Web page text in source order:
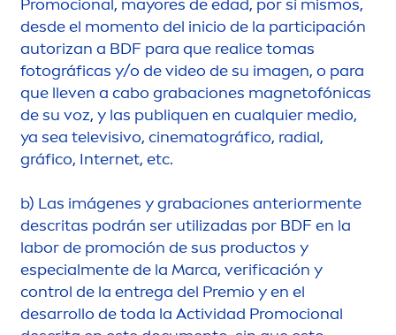
Promocional, mayores de edad, por sí mismos,
desde el momento del inicio de la participación
autorizan a BDF para que realice tomas
fotográficas y/o de video de su imagen, o para
que lleven a cabo grabaciones magnetofónicas
de su voz, y las publiquen en cualquier medio,
ya sea televisivo, cinematográfico, radial,
gráfico, Internet, etc.
b) Las imágenes y grabaciones anteriormente
descritas podrán ser utilizadas por BDF en la
labor de promoción de sus productos y
especialmente de la Marca, verificación y
control de la entrega del Premio y en el
desarrollo de toda la Actividad Promocional